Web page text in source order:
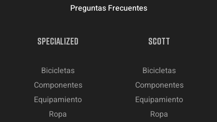
Preguntas Frecuentes
SPECIALIZED
Bicicletas
Componentes
Equipamiento
Ropa
SCOTT
Bicicletas
Componentes
Equipamiento
Ropa